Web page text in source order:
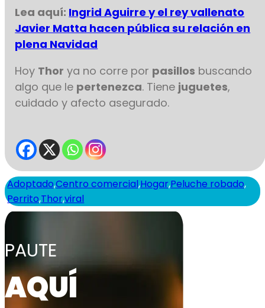
Lea aquí: Ingrid Aguirre y el rey vallenato
Javier Matta hacen pública su relación en
plena Navidad
Hoy Thor ya no corre por pasillos buscando
algo que le pertenezca. Tiene juguetes,
cuidado y afecto asegurado.
Adoptado,Centro comercial,Hogar,Peluche robado,
Perrito,Thor,viral
PAUTE
AQUÍ